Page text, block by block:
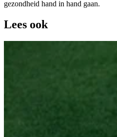
gezondheid hand in hand gaan.
Lees ook